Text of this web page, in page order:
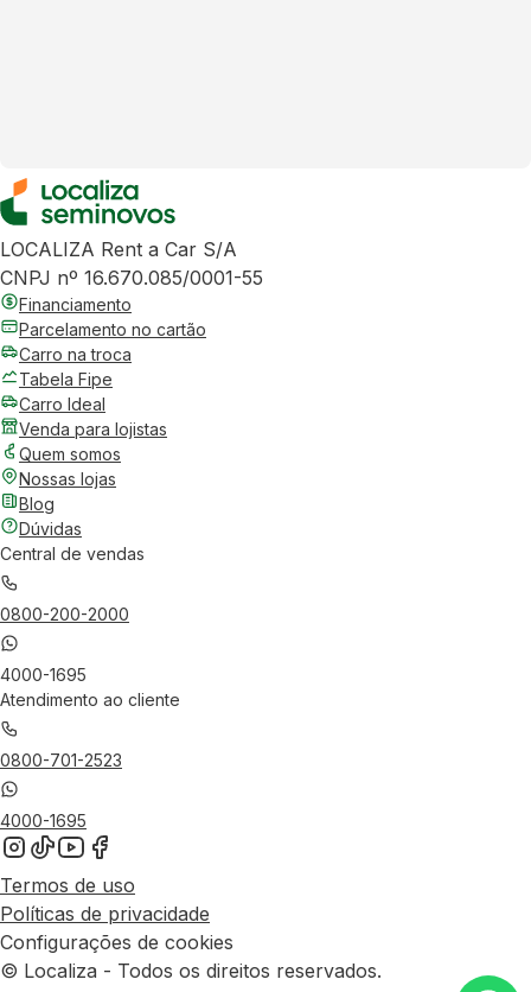
LOCALIZA Rent a Car S/A
CNPJ nº 16.670.085/0001-55
Financiamento
Parcelamento no cartão
Carro na troca
Tabela Fipe
Carro Ideal
Venda para lojistas
Quem somos
Nossas lojas
Blog
Dúvidas
Central de vendas
0800-200-2000
4000-1695
Atendimento ao cliente
0800-701-2523
4000-1695
Termos de uso
Políticas de privacidade
Configurações de cookies
© Localiza - Todos os direitos reservados.